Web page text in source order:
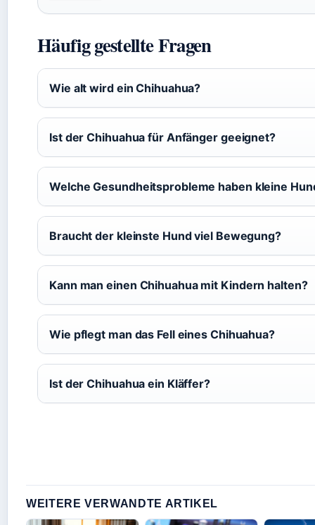
Häufig gestellte Fragen
Wie alt wird ein Chihuahua?
Ist der Chihuahua für Anfänger geeignet?
Welche Gesundheitsprobleme haben kleine
Braucht der kleinste Hund viel Bewegung?
Kann man einen Chihuahua mit Kindern halten?
Wie pflegt man das Fell eines Chihuahua?
Ist der Chihuahua ein Kläffer?
WEITERE VERWANDTE ARTIKEL